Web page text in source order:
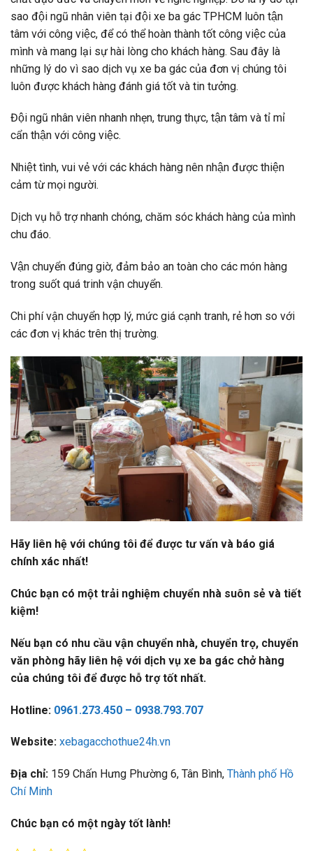
sao đội ngũ nhân viên tại đội xe ba gác TPHCM luôn tận
tâm với công việc, để có thể hoàn thành tốt công việc của
mình và mang lại sự hài lòng cho khách hàng. Sau đây là
những lý do vì sao dịch vụ xe ba gác của đơn vị chúng tôi
luôn được khách hàng đánh giá tốt và tin tưởng.
Đội ngũ nhân viên nhanh nhẹn, trung thực, tận tâm và tỉ mỉ
cẩn thận với công việc.
Nhiệt tình, vui vẻ với các khách hàng nên nhận được thiện
cảm từ mọi người.
Dịch vụ hỗ trợ nhanh chóng, chăm sóc khách hàng của mình
chu đáo.
Vận chuyển đúng giờ, đảm bảo an toàn cho các món hàng
trong suốt quá trinh vận chuyển.
Chi phí vận chuyển hợp lý, mức giá cạnh tranh, rẻ hơn so với
các đơn vị khác trên thị trường.
Hãy liên hệ với chúng tôi để được tư vấn và báo giá
chính xác nhất!
Chúc bạn có một trải nghiệm chuyển nhà suôn sẻ và tiết
kiệm!
Nếu bạn có nhu cầu vận chuyển nhà, chuyển trọ, chuyển
văn phòng hãy liên hệ với dịch vụ xe ba gác chở hàng
của chúng tôi để được hỗ trợ tốt nhất.
Hotline: 0961.273.450 – 0938.793.707
Website: xebagacchothue24h.vn
Địa chỉ: 159 Chấn Hưng Phường 6, Tân Bình, Thành phố Hồ
Chí Minh
Chúc bạn có một ngày tốt lành!